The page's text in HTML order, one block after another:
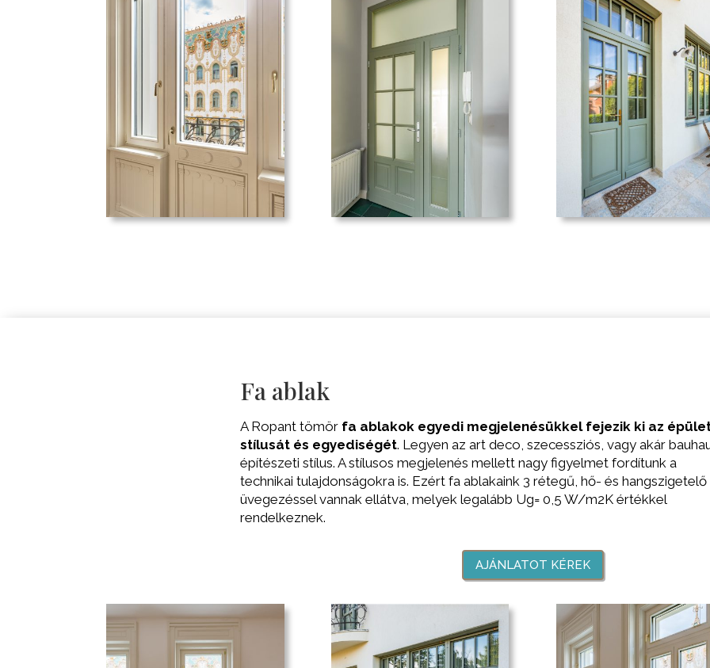
Fa ablak
A Ropant tömör fa ablakok egyedi megjelenésükkel fejezik ki az
stílusát és egyediségét. Legyen az art deco, szecessziós, vagy akár
építészeti stílus. A stílusos megjelenés mellett nagy figyelmet fordítunk a
technikai tulajdonságokra is. Ezért fa ablakaink 3 rétegű, hő- és hangszigetelő
üvegezéssel vannak ellátva, melyek legalább Ug= 0,5 W/m2K értékkel
rendelkeznek.
AJÁNLATOT KÉREK